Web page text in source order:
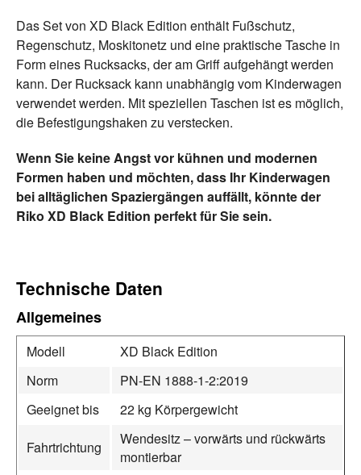
Das Set von XD Black Edition enthält Fußschutz,
Regenschutz, Moskitonetz und eine praktische Tasche in
Form eines Rucksacks, der am Griff aufgehängt werden
kann. Der Rucksack kann unabhängig vom Kinderwagen
verwendet werden. Mit speziellen Taschen ist es möglich,
die Befestigungshaken zu verstecken.
Wenn Sie keine Angst vor kühnen und modernen
Formen haben und möchten, dass Ihr Kinderwagen
bei alltäglichen Spaziergängen auffällt, könnte der
Riko XD Black Edition perfekt für Sie sein.
Technische Daten
Allgemeines
Modell
XD Black Edition
Norm
PN-EN 1888-1-2:2019
Geeignet bis
22 kg Körpergewicht
Fahrtrichtung
Wendesitz – vorwärts und rückwärts
montierbar